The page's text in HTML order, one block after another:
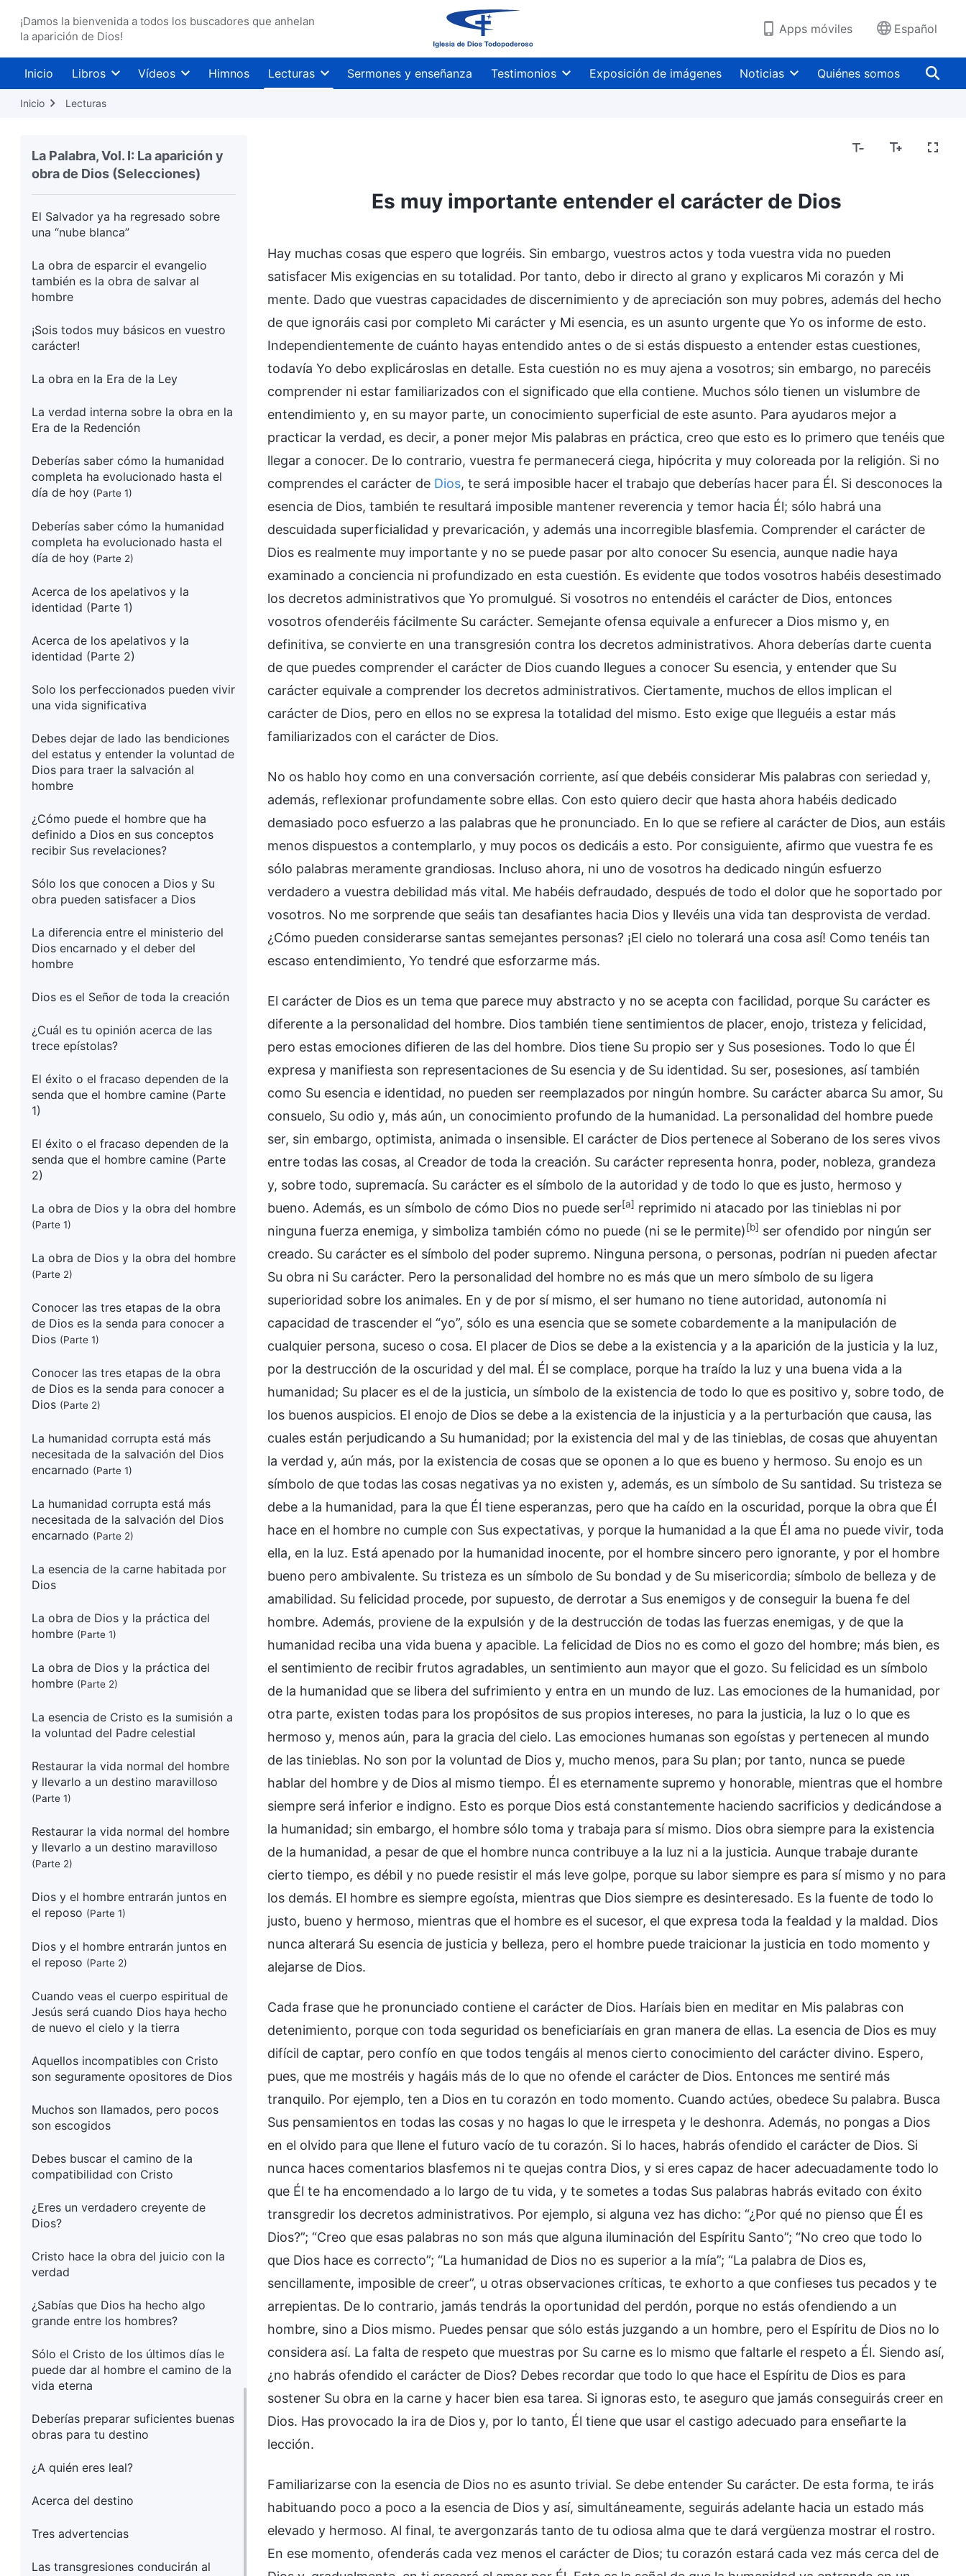
¡Damos la bienvenida a todos los buscadores que anhelan
la aparición de Dios!
Apps móviles Español
Inicio Libros Vídeos Himnos Lecturas Sermones y enseñanza Testimonios Exposición de imágenes Noticias Quiénes somos
Inicio Lecturas
La Palabra, Vol. I: La aparición y
obra de Dios (Selecciones)
Lo que significa ser una persona
verdadera
¿Qué sabes de la fe?
Cuando las hojas caídas regresen a
Nadie que sea de la carne puede
escapar del día de la ira
El Salvador ya ha regresado sobre
una “nube blanca”
La obra de esparcir el evangelio
también es la obra de salvar al
hombre
¡Sois todos muy básicos en vuestro
carácter!
La obra en la Era de la Ley
La verdad interna sobre la obra en la
Era de la Redención
Deberías saber cómo la humanidad
completa ha evolucionado hasta el
día de hoy (Parte 1)
Deberías saber cómo la humanidad
completa ha evolucionado hasta el
día de hoy (Parte 2)
Acerca de los apelativos y la
identidad (Parte 1)
Acerca de los apelativos y la
identidad (Parte 2)
Solo los perfeccionados pueden vivir
una vida significativa
Debes dejar de lado las bendiciones
del estatus y entender la voluntad de
Dios para traer la salvación al
hombre
¿Cómo puede el hombre que ha
definido a Dios en sus conceptos
recibir Sus revelaciones?
Sólo los que conocen a Dios y Su
obra pueden satisfacer a Dios
La diferencia entre el ministerio del
Dios encarnado y el deber del
hombre
Dios es el Señor de toda la creación
¿Cuál es tu opinión acerca de las
trece epístolas?
El éxito o el fracaso dependen de la
senda que el hombre camine (Parte
1)
El éxito o el fracaso dependen de la
senda que el hombre camine (Parte
2)
La obra de Dios y la obra del hombre
(Parte 1)
La obra de Dios y la obra del hombre
(Parte 2)
Conocer las tres etapas de la obra
de Dios es la senda para conocer a
Dios (Parte 1)
Conocer las tres etapas de la obra
de Dios es la senda para conocer a
Dios (Parte 2)
La humanidad corrupta está más
necesitada de la salvación del Dios
encarnado (Parte 1)
La humanidad corrupta está más
necesitada de la salvación del Dios
encarnado (Parte 2)
La esencia de la carne habitada por
Dios
La obra de Dios y la práctica del
hombre (Parte 1)
La obra de Dios y la práctica del
hombre (Parte 2)
La esencia de Cristo es la sumisión a
la voluntad del Padre celestial
Restaurar la vida normal del hombre
y llevarlo a un destino maravilloso
(Parte 1)
Restaurar la vida normal del hombre
y llevarlo a un destino maravilloso
(Parte 2)
Dios y el hombre entrarán juntos en
el reposo (Parte 1)
Dios y el hombre entrarán juntos en
el reposo (Parte 2)
Cuando veas el cuerpo espiritual de
Jesús será cuando Dios haya hecho
de nuevo el cielo y la tierra
Aquellos incompatibles con Cristo
son seguramente opositores de Dios
Muchos son llamados, pero pocos
son escogidos
Debes buscar el camino de la
compatibilidad con Cristo
¿Eres un verdadero creyente de
Dios?
Cristo hace la obra del juicio con la
verdad
¿Sabías que Dios ha hecho algo
grande entre los hombres?
Sólo el Cristo de los últimos días le
puede dar al hombre el camino de la
vida eterna
Deberías preparar suficientes buenas
obras para tu destino
¿A quién eres leal?
Acerca del destino
Tres advertencias
Las transgresiones conducirán al
Es muy importante entender el carácter de Dios
Hay muchas cosas que espero que logréis. Sin embargo, vuestros actos y toda vuestra vida no pueden
satisfacer Mis exigencias en su totalidad. Por tanto, debo ir directo al grano y explicaros Mi corazón y Mi
mente. Dado que vuestras capacidades de discernimiento y de apreciación son muy pobres, además del hecho
de que ignoráis casi por completo Mi carácter y Mi esencia, es un asunto urgente que Yo os informe de esto.
Independientemente de cuánto hayas entendido antes o de si estás dispuesto a entender estas cuestiones,
todavía Yo debo explicároslas en detalle. Esta cuestión no es muy ajena a vosotros; sin embargo, no parecéis
comprender ni estar familiarizados con el significado que ella contiene. Muchos sólo tienen un vislumbre de
entendimiento y, en su mayor parte, un conocimiento superficial de este asunto. Para ayudaros mejor a
practicar la verdad, es decir, a poner mejor Mis palabras en práctica, creo que esto es lo primero que tenéis que
llegar a conocer. De lo contrario, vuestra fe permanecerá ciega, hipócrita y muy coloreada por la religión. Si no
comprendes el carácter de Dios, te será imposible hacer el trabajo que deberías hacer para Él. Si desconoces la
esencia de Dios, también te resultará imposible mantener reverencia y temor hacia Él; sólo habrá una
descuidada superficialidad y prevaricación, y además una incorregible blasfemia. Comprender el carácter de
Dios es realmente muy importante y no se puede pasar por alto conocer Su esencia, aunque nadie haya
examinado a conciencia ni profundizado en esta cuestión. Es evidente que todos vosotros habéis desestimado
los decretos administrativos que Yo promulgué. Si vosotros no entendéis el carácter de Dios, entonces
vosotros ofenderéis fácilmente Su carácter. Semejante ofensa equivale a enfurecer a Dios mismo y, en
definitiva, se convierte en una transgresión contra los decretos administrativos. Ahora deberías darte cuenta
de que puedes comprender el carácter de Dios cuando llegues a conocer Su esencia, y entender que Su
carácter equivale a comprender los decretos administrativos. Ciertamente, muchos de ellos implican el
carácter de Dios, pero en ellos no se expresa la totalidad del mismo. Esto exige que lleguéis a estar más
familiarizados con el carácter de Dios.
No os hablo hoy como en una conversación corriente, así que debéis considerar Mis palabras con seriedad y,
además, reflexionar profundamente sobre ellas. Con esto quiero decir que hasta ahora habéis dedicado
demasiado poco esfuerzo a las palabras que he pronunciado. En lo que se refiere al carácter de Dios, aun estáis
menos dispuestos a contemplarlo, y muy pocos os dedicáis a esto. Por consiguiente, afirmo que vuestra fe es
sólo palabras meramente grandiosas. Incluso ahora, ni uno de vosotros ha dedicado ningún esfuerzo
verdadero a vuestra debilidad más vital. Me habéis defraudado, después de todo el dolor que he soportado por
vosotros. No me sorprende que seáis tan desafiantes hacia Dios y llevéis una vida tan desprovista de verdad.
¿Cómo pueden considerarse santas semejantes personas? ¡El cielo no tolerará una cosa así! Como tenéis tan
escaso entendimiento, Yo tendré que esforzarme más.
El carácter de Dios es un tema que parece muy abstracto y no se acepta con facilidad, porque Su carácter es
diferente a la personalidad del hombre. Dios también tiene sentimientos de placer, enojo, tristeza y felicidad,
pero estas emociones difieren de las del hombre. Dios tiene Su propio ser y Sus posesiones. Todo lo que Él
expresa y manifiesta son representaciones de Su esencia y de Su identidad. Su ser, posesiones, así también
como Su esencia e identidad, no pueden ser reemplazados por ningún hombre. Su carácter abarca Su amor, Su
consuelo, Su odio y, más aún, un conocimiento profundo de la humanidad. La personalidad del hombre puede
ser, sin embargo, optimista, animada o insensible. El carácter de Dios pertenece al Soberano de los seres vivos
entre todas las cosas, al Creador de toda la creación. Su carácter representa honra, poder, nobleza, grandeza
y, sobre todo, supremacía. Su carácter es el símbolo de la autoridad y de todo lo que es justo, hermoso y
bueno. Además, es un símbolo de cómo Dios no puede ser[a] reprimido ni atacado por las tinieblas ni por
ninguna fuerza enemiga, y simboliza también cómo no puede (ni se le permite)[b] ser ofendido por ningún ser
creado. Su carácter es el símbolo del poder supremo. Ninguna persona, o personas, podrían ni pueden afectar
Su obra ni Su carácter. Pero la personalidad del hombre no es más que un mero símbolo de su ligera
superioridad sobre los animales. En y de por sí mismo, el ser humano no tiene autoridad, autonomía ni
capacidad de trascender el “yo”, sólo es una esencia que se somete cobardemente a la manipulación de
cualquier persona, suceso o cosa. El placer de Dios se debe a la existencia y a la aparición de la justicia y la luz,
por la destrucción de la oscuridad y del mal. Él se complace, porque ha traído la luz y una buena vida a la
humanidad; Su placer es el de la justicia, un símbolo de la existencia de todo lo que es positivo y, sobre todo, de
los buenos auspicios. El enojo de Dios se debe a la existencia de la injusticia y a la perturbación que causa, las
cuales están perjudicando a Su humanidad; por la existencia del mal y de las tinieblas, de cosas que ahuyentan
la verdad y, aún más, por la existencia de cosas que se oponen a lo que es bueno y hermoso. Su enojo es un
símbolo de que todas las cosas negativas ya no existen y, además, es un símbolo de Su santidad. Su tristeza se
debe a la humanidad, para la que Él tiene esperanzas, pero que ha caído en la oscuridad, porque la obra que Él
hace en el hombre no cumple con Sus expectativas, y porque la humanidad a la que Él ama no puede vivir, toda
ella, en la luz. Está apenado por la humanidad inocente, por el hombre sincero pero ignorante, y por el hombre
bueno pero ambivalente. Su tristeza es un símbolo de Su bondad y de Su misericordia; símbolo de belleza y de
amabilidad. Su felicidad procede, por supuesto, de derrotar a Sus enemigos y de conseguir la buena fe del
hombre. Además, proviene de la expulsión y de la destrucción de todas las fuerzas enemigas, y de que la
humanidad reciba una vida buena y apacible. La felicidad de Dios no es como el gozo del hombre; más bien, es
el sentimiento de recibir frutos agradables, un sentimiento aun mayor que el gozo. Su felicidad es un símbolo
de la humanidad que se libera del sufrimiento y entra en un mundo de luz. Las emociones de la humanidad, por
otra parte, existen todas para los propósitos de sus propios intereses, no para la justicia, la luz o lo que es
hermoso y, menos aún, para la gracia del cielo. Las emociones humanas son egoístas y pertenecen al mundo
de las tinieblas. No son por la voluntad de Dios y, mucho menos, para Su plan; por tanto, nunca se puede
hablar del hombre y de Dios al mismo tiempo. Él es eternamente supremo y honorable, mientras que el hombre
siempre será inferior e indigno. Esto es porque Dios está constantemente haciendo sacrificios y dedicándose a
la humanidad; sin embargo, el hombre sólo toma y trabaja para sí mismo. Dios obra siempre para la existencia
de la humanidad, a pesar de que el hombre nunca contribuye a la luz ni a la justicia. Aunque trabaje durante
cierto tiempo, es débil y no puede resistir el más leve golpe, porque su labor siempre es para sí mismo y no para
los demás. El hombre es siempre egoísta, mientras que Dios siempre es desinteresado. Es la fuente de todo lo
justo, bueno y hermoso, mientras que el hombre es el sucesor, el que expresa toda la fealdad y la maldad. Dios
nunca alterará Su esencia de justicia y belleza, pero el hombre puede traicionar la justicia en todo momento y
alejarse de Dios.
Cada frase que he pronunciado contiene el carácter de Dios. Haríais bien en meditar en Mis palabras con
detenimiento, porque con toda seguridad os beneficiaríais en gran manera de ellas. La esencia de Dios es muy
difícil de captar, pero confío en que todos tengáis al menos cierto conocimiento del carácter divino. Espero,
pues, que me mostréis y hagáis más de lo que no ofende el carácter de Dios. Entonces me sentiré más
tranquilo. Por ejemplo, ten a Dios en tu corazón en todo momento. Cuando actúes, obedece Su palabra. Busca
Sus pensamientos en todas las cosas y no hagas lo que le irrespeta y le deshonra. Además, no pongas a Dios
en el olvido para que llene el futuro vacío de tu corazón. Si lo haces, habrás ofendido el carácter de Dios. Si
nunca haces comentarios blasfemos ni te quejas contra Dios, y si eres capaz de hacer adecuadamente todo lo
que Él te ha encomendado a lo largo de tu vida, y te sometes a todas Sus palabras habrás evitado con éxito
transgredir los decretos administrativos. Por ejemplo, si alguna vez has dicho: “¿Por qué no pienso que Él es
Dios?”; “Creo que esas palabras no son más que alguna iluminación del Espíritu Santo”; “No creo que todo lo
que Dios hace es correcto”; “La humanidad de Dios no es superior a la mía”; “La palabra de Dios es,
sencillamente, imposible de creer”, u otras observaciones críticas, te exhorto a que confieses tus pecados y te
arrepientas. De lo contrario, jamás tendrás la oportunidad del perdón, porque no estás ofendiendo a un
hombre, sino a Dios mismo. Puedes pensar que sólo estás juzgando a un hombre, pero el Espíritu de Dios no lo
considera así. La falta de respeto que muestras por Su carne es lo mismo que faltarle el respeto a Él. Siendo así,
¿no habrás ofendido el carácter de Dios? Debes recordar que todo lo que hace el Espíritu de Dios es para
sostener Su obra en la carne y hacer bien esa tarea. Si ignoras esto, te aseguro que jamás conseguirás creer en
Dios. Has provocado la ira de Dios y, por lo tanto, Él tiene que usar el castigo adecuado para enseñarte la
lección.
Familiarizarse con la esencia de Dios no es asunto trivial. Se debe entender Su carácter. De esta forma, te irás
habituando poco a poco a la esencia de Dios y así, simultáneamente, seguirás adelante hacia un estado más
elevado y hermoso. Al final, te avergonzarás tanto de tu odiosa alma que te dará vergüenza mostrar el rostro.
En ese momento, ofenderás cada vez menos el carácter de Dios; tu corazón estará cada vez más cerca del de